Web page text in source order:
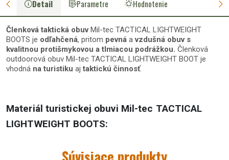
Detail Parametre Hodnotenie
Členková taktická obuv Mil-tec TACTICAL LIGHTWEIGHT
BOOTS je odľahčená, pritom pevná avzdušná obuv s
kvalitnou protišmykovou atlmiacou podrážkou. Členková
outdoorová obuv Mil-tec TACTICAL LIGHTWEIGHT BOOT je
vhodná na turistiku ajtaktickú činnosť.
Materiál turistickej obuvi Mil-tec TACTICAL
LIGHTWEIGHT BOOTS: